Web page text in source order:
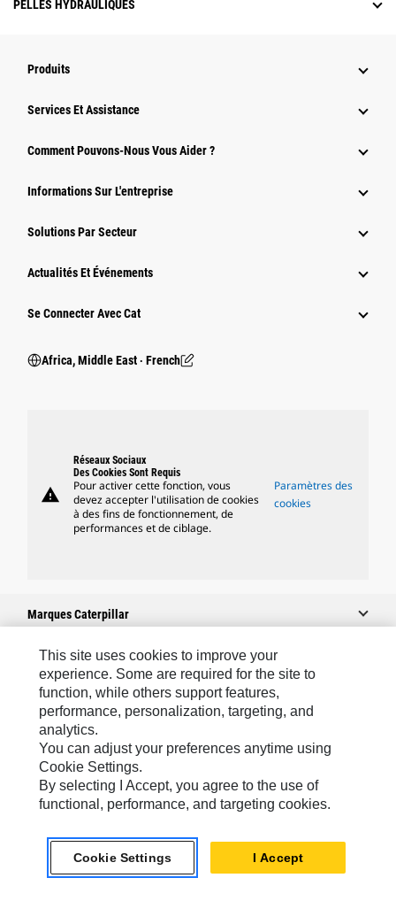
PELLES HYDRAULIQUES
Produits
Services Et Assistance
Comment Pouvons-Nous Vous Aider ?
Informations Sur L'entreprise
Solutions Par Secteur
Actualités Et Événements
Se Connecter Avec Cat
Africa, Middle East ‧ French
warning
Réseaux Sociaux
Des Cookies Sont Requis
Pour activer cette fonction, vous
devez accepter l'utilisation de cookies
à des fins de fonctionnement, de
performances et de ciblage.
Paramètres des
cookies
Marques Caterpillar
Caterpillar.com
Contacter Caterpillar
Mes Préférences Marketing
Plan Du Site
Cookie Settings
Confidentialité
This site uses cookies to improve your
experience. Some are required for the site to
function, while others support features,
performance, personalization, targeting, and
analytics.
You can adjust your preferences anytime using
Cookie Settings.
By selecting I Accept, you agree to the use of
functional, performance, and targeting cookies.
Cookie Settings I Accept